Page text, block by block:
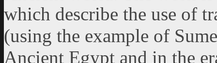
which describe the use of
(using the example of
Ancient Egypt and in the